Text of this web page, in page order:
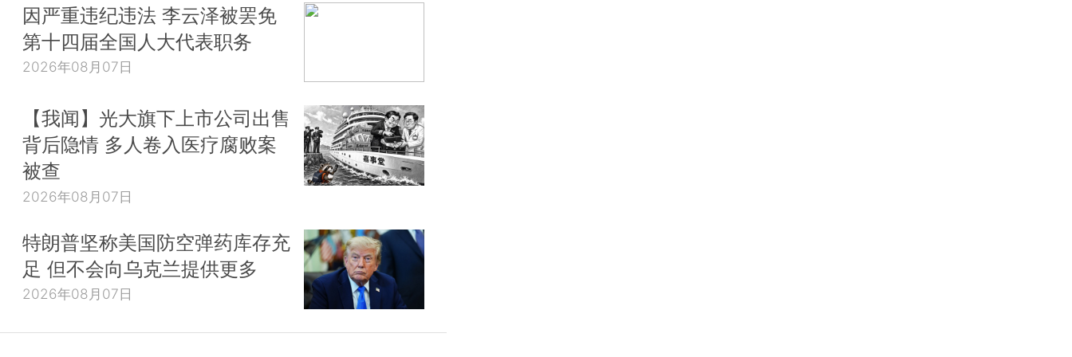
因严重违纪违法 李云泽被罢免
第十四届全国人大代表职务
2026年08月07日
【我闻】光大旗下上市公司出售
背后隐情 多人卷入医疗腐败案
被查
2026年08月07日
特朗普坚称美国防空弹药库存充
足 但不会向乌克兰提供更多
2026年08月07日